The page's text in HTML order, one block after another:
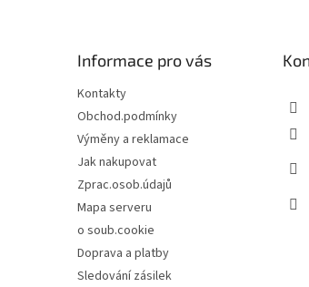
Informace pro vás
Kontakty
Obchod.podmínky
Výměny a reklamace
Jak nakupovat
Zprac.osob.údajů
Mapa serveru
o soub.cookie
Doprava a platby
Sledování zásilek